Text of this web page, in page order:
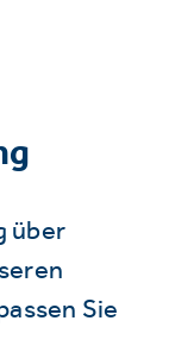
über
Sie